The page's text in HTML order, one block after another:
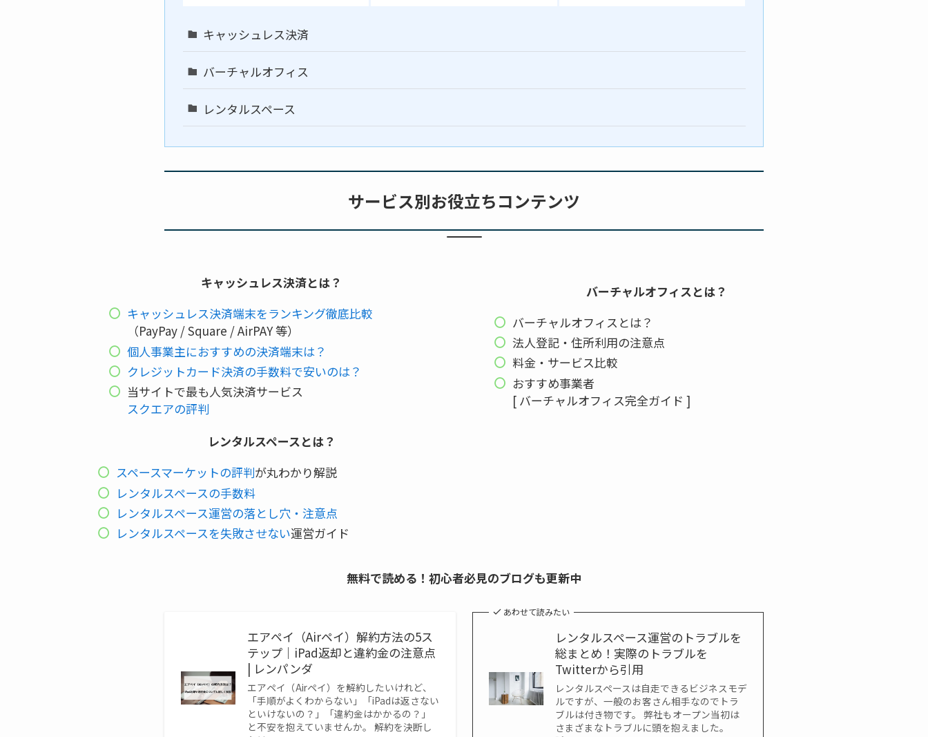
キャッシュレス決済
バーチャルオフィス
レンタルスペース
サービス別お役立ちコンテンツ
キャッシュレス決済とは？
キャッシュレス決済端末をランキング徹底比較
（PayPay / Square / AirPAY 等）
個人事業主におすすめの決済端末は？
クレジットカード決済の手数料で安いのは？
当サイトで最も人気決済サービス
スクエアの評判
バーチャルオフィスとは？
バーチャルオフィスとは？
法人登記・住所利用の注意点
料金・サービス比較
おすすめ事業者
[ バーチャルオフィス完全ガイド ]
レンタルスペースとは？
スペースマーケットの評判が丸わかり解説
レンタルスペースの手数料
レンタルスペース運営の落とし穴・注意点
レンタルスペースを失敗させない運営ガイド
無料で読める！初心者必見のブログも更新中
エアペイ（Airペイ）解約方法の5ス
テップ｜iPad返却と違約金の注意点
| レンパンダ
エアペイ（Airペイ）を解約したいけれど、
「手順がよくわからない」「iPadは返さない
といけないの？」「違約金はかかるの？」
と不安を抱えていませんか。 解約を決断し
あわせて読みたい
レンタルスペース運営のトラブルを
総まとめ！実際のトラブルを
Twitterから引用
レンタルスペースは自走できるビジネスモデ
ルですが、一般のお客さん相手なのでトラ
ブルは付き物です。 弊社もオープン当初は
さまざまなトラブルに頭を抱えました。